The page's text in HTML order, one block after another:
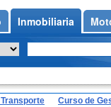
Curso de
Inmobiliaria